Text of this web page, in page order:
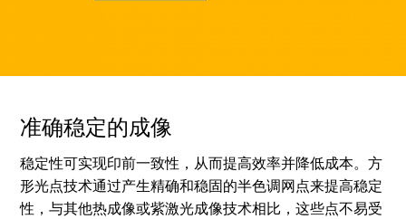
准确稳定的成像
稳定性可实现印前一致性，从而提高效率并降低成本。方
形光点技术通过产生精确和稳固的半色调网点来提高稳定
性，与其他热成像或紫激光成像技术相比，这些点不易受